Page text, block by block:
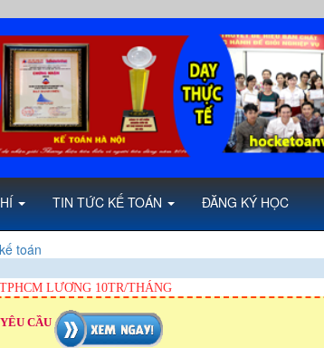
TIN TỨC KẾ TOÁN ĐĂNG KÝ HỌC
toán
LƯƠNG 10TR/THÁNG
CẦU